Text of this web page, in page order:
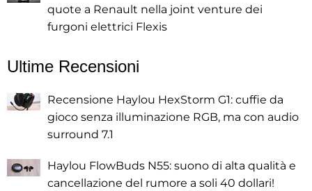
quote a Renault nella joint venture dei
furgoni elettrici Flexis
Ultime Recensioni
Recensione Haylou HexStorm G1: cuffie da
gioco senza illuminazione RGB, ma con audio
surround 7.1
Haylou FlowBuds N55: suono di alta qualità e
cancellazione del rumore a soli 40 dollari!